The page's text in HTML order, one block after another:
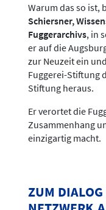
Warum das so ist,
Schiersner,
Fuggerarchivs, in
er auf die
zur Neuzeit ein
Fuggerei-Stiftung
Stiftung heraus.
Er verortet die
Zusammenhang
einzigartig macht.
ZUM DIALOG